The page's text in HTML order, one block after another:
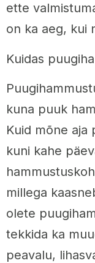
ette
on ka aeg, kui
Kuidas
kuna puuk
Kuid mõne aja
kuni kahe
millega
olete
tekkida ka
peavalu,